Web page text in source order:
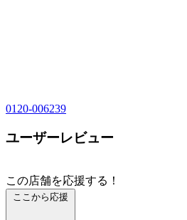
0120-006239
ユーザーレビュー
この店舗を応援する！
ここから応援